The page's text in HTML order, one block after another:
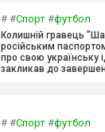
# #Спорт #футбол
Колишній гравець
російським
про свою українську
закликав до
# #Спорт #футбол